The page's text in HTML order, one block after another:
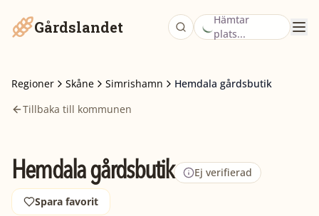
Gårdslandet
Hämtar
plats...
Regioner Skåne Simrishamn
Hemdala gårdsbutik
Tillbaka till kommunen
Hemdala gårdsbutik Ej verifierad
Spara favorit